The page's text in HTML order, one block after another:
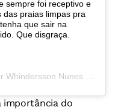
sempre foi receptivo e
das praias limpas pra
que sair na
Que disgraça.
Whindersson Nunes
importância do